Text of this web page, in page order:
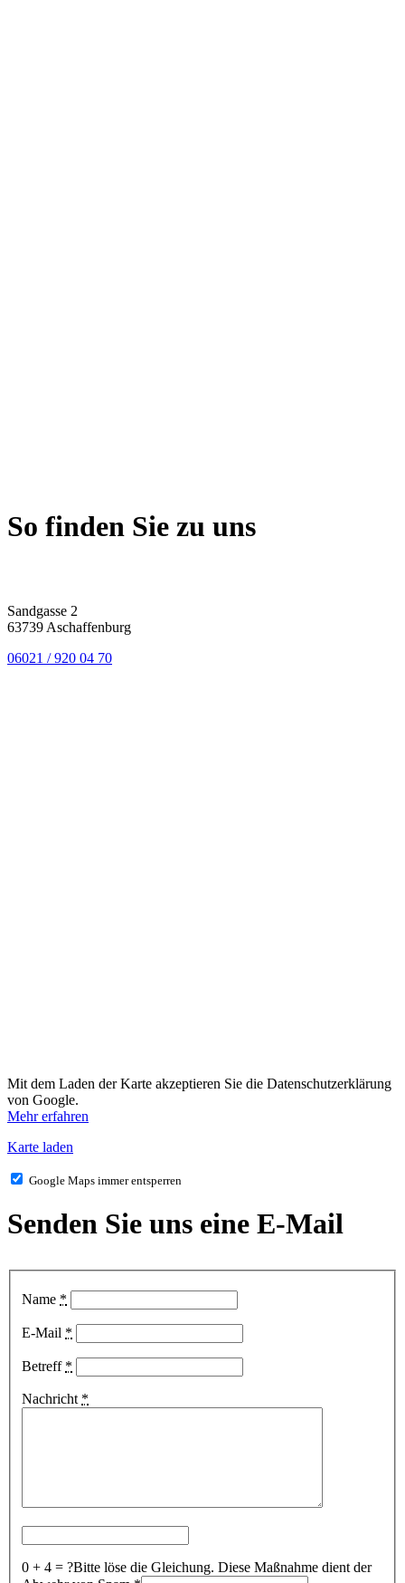
So finden Sie zu uns
Sandgasse 2
63739 Aschaffenburg
06021 / 920 04 70
Mit dem Laden der Karte akzeptieren Sie die Datenschutzerklärung
von Google.
Mehr erfahren
Karte laden
Google Maps immer entsperren
Senden Sie uns eine E-Mail
Name *
E-Mail *
Betreff *
Nachricht *
0 + 4 = ?Bitte löse die Gleichung. Diese Maßnahme dient der